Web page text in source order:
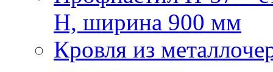
Н, ширина 900 мм
Кровля из